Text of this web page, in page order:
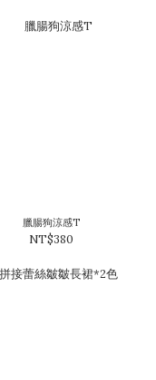
臘腸狗涼感T
NT$380